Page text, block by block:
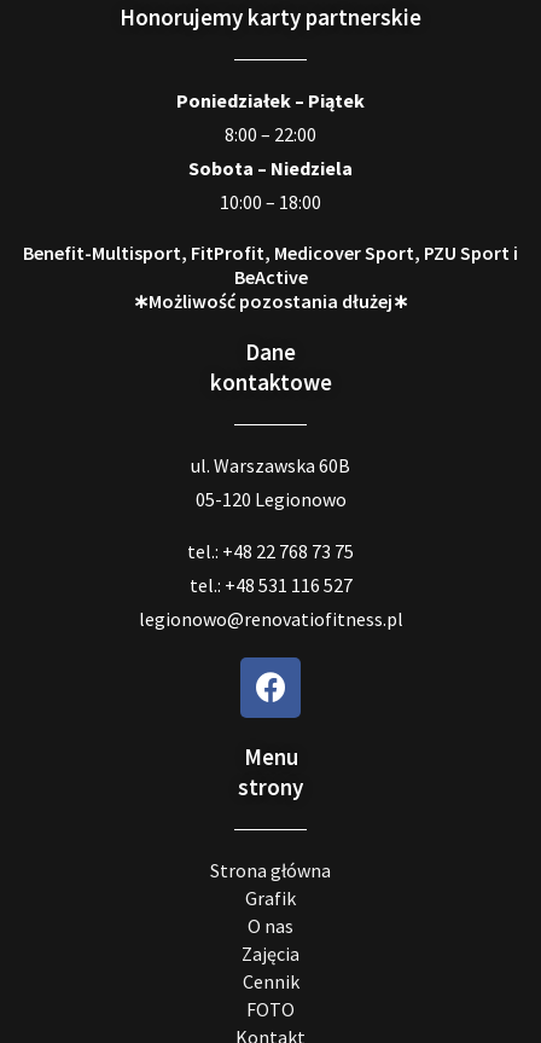
Honorujemy karty partnerskie
Poniedziałek – Piątek
8:00 – 22:00
Sobota – Niedziela
10:00 – 18:00
Benefit-Multisport, FitProfit, Medicover Sport, PZU Sport i
BeActive
∗Możliwość pozostania dłużej∗
Dane
kontaktowe
ul. Warszawska 60B
05-120 Legionowo
tel.: +48 22 768 73 75
tel.: +48 531 116 527
legionowo@renovatiofitness.pl
Menu
strony
Strona główna
Grafik
O nas
Zajęcia
Cennik
FOTO
Kontakt